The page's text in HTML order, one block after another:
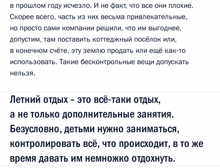
в прошлом году исчезло. И не факт, что все они плохие.
Скорее всего, часть из них весьма привлекательные,
но просто сами компании решили, что им выгоднее,
допустим, там поставить коттеджный посёлок или,
в конечном счёте, эту землю продать или ещё как‑то
использовать. Такие бесконтрольные вещи допускать
нельзя.
Летний отдых – это всё‑таки отдых,
а не только дополнительные занятия.
Безусловно, детьми нужно заниматься,
контролировать всё, что происходит, в то же
время давать им немножко отдохнуть.